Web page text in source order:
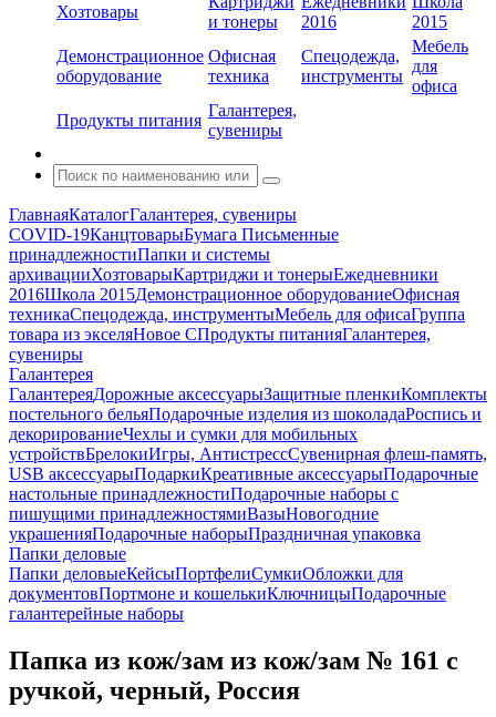
Хозтовары
и тонеры
2016
2015
Демонстрационное
оборудование
Офисная
техника
Спецодежда,
инструменты
Мебель
для
офиса
Продукты питания
Галантерея,
сувениры
ГлавнаяКаталогГалантерея, сувениры
COVID-19КанцтоварыБумага Письменные
принадлежностиПапки и системы
архивацииХозтоварыКартриджи и тонерыЕжедневники
2016Школа 2015Демонстрационное оборудованиеОфисная
техникаСпецодежда, инструментыМебель для офисаГруппа
товара из экселяНовое СПродукты питанияГалантерея,
сувениры
Галантерея
ГалантереяДорожные аксессуарыЗащитные пленкиКомплекты
постельного бельяПодарочные изделия из шоколадаРоспись и
декорированиеЧехлы и сумки для мобильных
устройствБрелокиИгры, АнтистрессСувенирная флеш-память,
USB аксессуарыПодаркиКреативные аксессуарыПодарочные
настольные принадлежностиПодарочные наборы с
пишущими принадлежностямиВазыНовогодние
украшенияПодарочные наборыПраздничная упаковка
Папки деловые
Папки деловыеКейсыПортфелиСумкиОбложки для
документовПортмоне и кошелькиКлючницыПодарочные
галантерейные наборы
Папка из кож/зам из кож/зам № 161 с
ручкой, черный, Россия